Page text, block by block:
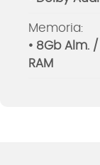
Memoria:
• 8Gb Alm. /
RAM